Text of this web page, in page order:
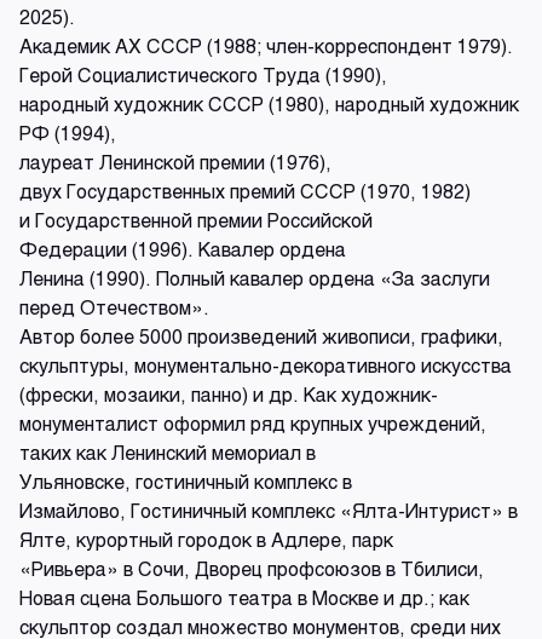
2025).
Академик АХ СССР (1988; член-корреспондент 1979).
Герой Социалистического Труда (1990),
народный художник СССР (1980), народный художник
РФ (1994),
лауреат Ленинской премии (1976),
двух Государственных премий СССР (1970, 1982)
и Государственной премии Российской
Федерации (1996). Кавалер ордена
Ленина (1990). Полный кавалер ордена «За заслуги
перед Отечеством».
Автор более 5000 произведений живописи, графики,
скульптуры, монументально-декоративного искусства
(фрески, мозаики, панно) и др. Как художник-
монументалист оформил ряд крупных учреждений,
таких как Ленинский мемориал в
Ульяновске, гостиничный комплекс в
Измайлово, Гостиничный комплекс «Ялта-Интурист» в
Ялте, курортный городок в Адлере, парк
«Ривьера» в Сочи, Дворец профсоюзов в Тбилиси,
Новая сцена Большого театра в Москве и др.; как
скульптор создал множество монументов, среди них